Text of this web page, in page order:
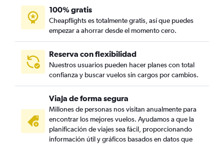
100% gratis
Cheapflights es totalmente gratis, así que puedes
empezar a ahorrar desde el momento cero.
Reserva con flexibilidad
Nuestros usuarios pueden hacer planes con total
confianza y buscar vuelos sin cargos por cambios.
Viaja de forma segura
Millones de personas nos visitan anualmente para
encontrar los mejores vuelos. Ayudamos a que la
planificación de viajes sea fácil, proporcionando
información útil y gráficos basados en datos que